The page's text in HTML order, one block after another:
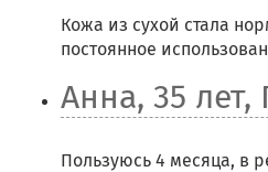
Кожа из сухой стала
постоянное
Анна, 35
Пользуюсь 4 месяца, в